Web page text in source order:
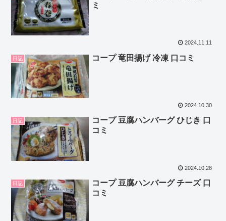
ミ
2024.11.11
日記 コープ 竜田揚げ 冷凍 口コミ
2024.10.30
日記
コープ 豆腐ハンバーグ ひじき 口
コミ
2024.10.28
日記
コープ 豆腐ハンバーグ チーズ 口
コミ